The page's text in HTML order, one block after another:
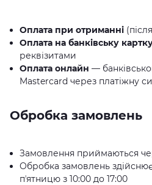
Оплата при отриманні
Оплата на банківську
реквізитами
Оплата онлайн —
Mastercard через платіжну
Обробка замовлень
Замовлення приймаються
Обробка замовлень
пʼятницю з 10:00 до 17:00